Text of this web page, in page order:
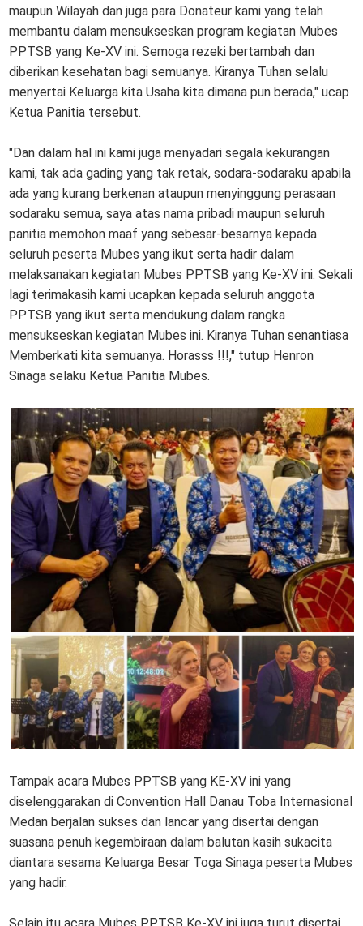
maupun Wilayah dan juga para Donateur kami yang telah
membantu dalam mensukseskan program kegiatan Mubes
PPTSB yang Ke-XV ini. Semoga rezeki bertambah dan
diberikan kesehatan bagi semuanya. Kiranya Tuhan selalu
menyertai Keluarga kita Usaha kita dimana pun berada," ucap
Ketua Panitia tersebut.
"Dan dalam hal ini kami juga menyadari segala kekurangan
kami, tak ada gading yang tak retak, sodara-sodaraku apabila
ada yang kurang berkenan ataupun menyinggung perasaan
sodaraku semua, saya atas nama pribadi maupun seluruh
panitia memohon maaf yang sebesar-besarnya kepada
seluruh peserta Mubes yang ikut serta hadir dalam
melaksanakan kegiatan Mubes PPTSB yang Ke-XV ini. Sekali
lagi terimakasih kami ucapkan kepada seluruh anggota
PPTSB yang ikut serta mendukung dalam rangka
mensukseskan kegiatan Mubes ini. Kiranya Tuhan senantiasa
Memberkati kita semuanya. Horasss !!!," tutup Henron
Sinaga selaku Ketua Panitia Mubes.
Tampak acara Mubes PPTSB yang KE-XV ini yang
diselenggarakan di Convention Hall Danau Toba Internasional
Medan berjalan sukses dan lancar yang disertai dengan
suasana penuh kegembiraan dalam balutan kasih sukacita
diantara sesama Keluarga Besar Toga Sinaga peserta Mubes
yang hadir.